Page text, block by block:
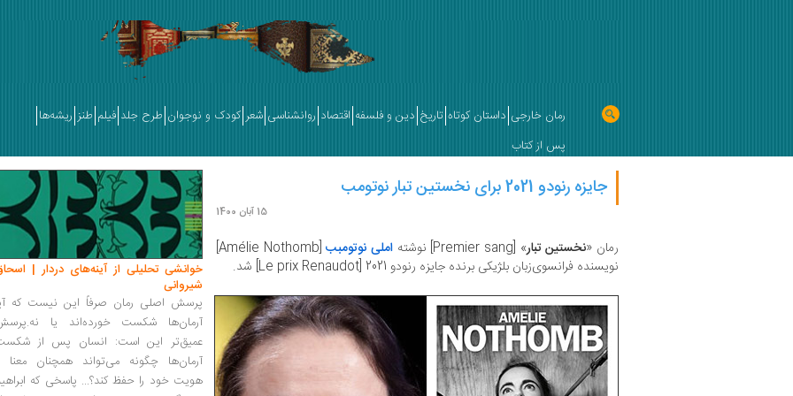
رمان خارجی داستان کوتاه تاریخ دین و فلسفه اقتصاد روانشناسی شعر کودک و نوجوان طرح جلد فیلم طنز ریشه‌ها
پس از کتاب
جایزه رنودو 2021 برای نخستین تبار نوتومب
15 آبان 1400
رمان «نخستین تبار» [Premier sang] نوشته املی نوتومبب
[Amélie Nothomb]
نویسنده فرانسوی‌زبان بلژیکی برنده جایزه رنودو 2021 [Le prix Renaudot] شد.
خوانشی تحلیلی از آینه‌های دردار |
شیروانی
پرسش اصلی رمان صرفاً این نیست که
آرمان‌ها شکست خورده‌اند یا
عمیق‌تر این است: انسان پس از
آرمان‌ها چگونه می‌تواند همچنان معنا
هویت خود را حفظ کند؟... پاسخی که